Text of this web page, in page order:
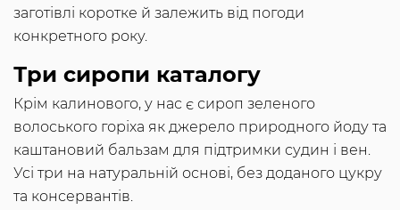
заготівлі коротке й залежить від погоди
конкретного року.
Три сиропи каталогу
Крім калинового, у нас є сироп зеленого
волоського горіха як джерело природного йоду та
каштановий бальзам для підтримки судин і вен.
Усі три на натуральній основі, без доданого цукру
та консервантів.